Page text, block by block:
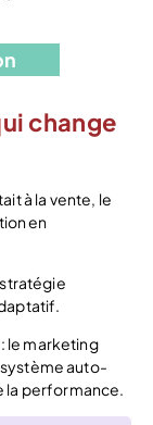
change
à la vente, le
en
le marketing
système auto-
la performance.